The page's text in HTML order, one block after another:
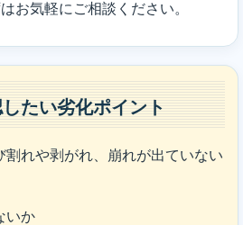
お気軽にご相談ください。
たい劣化ポイント
割れや剥がれ、崩れが出ていない
いか